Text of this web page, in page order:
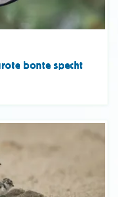
bonte specht